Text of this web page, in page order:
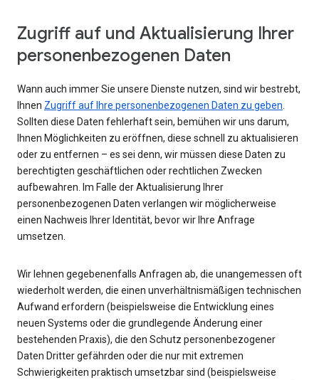
Zugriff auf und Aktualisierung Ihrer
personenbezogenen Daten
Wann auch immer Sie unsere Dienste nutzen, sind wir bestrebt,
Ihnen Zugriff auf Ihre personenbezogenen Daten zu geben.
Sollten diese Daten fehlerhaft sein, bemühen wir uns darum,
Ihnen Möglichkeiten zu eröffnen, diese schnell zu aktualisieren
oder zu entfernen – es sei denn, wir müssen diese Daten zu
berechtigten geschäftlichen oder rechtlichen Zwecken
aufbewahren. Im Falle der Aktualisierung Ihrer
personenbezogenen Daten verlangen wir möglicherweise
einen Nachweis Ihrer Identität, bevor wir Ihre Anfrage
umsetzen.
Wir lehnen gegebenenfalls Anfragen ab, die unangemessen oft
wiederholt werden, die einen unverhältnismäßigen technischen
Aufwand erfordern (beispielsweise die Entwicklung eines
neuen Systems oder die grundlegende Änderung einer
bestehenden Praxis), die den Schutz personenbezogener
Daten Dritter gefährden oder die nur mit extremen
Schwierigkeiten praktisch umsetzbar sind (beispielsweise